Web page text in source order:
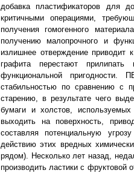
добавка пластификаторов для
критичными операциями,
получения гомогенного
получению малопрочного и
излишнее отверждение приводит
графита перестают
функциональной
стабильностью по сравнению с
старению, в результате чего
бумаги и холстов,
выходить на поверхность,
составляя потенциальную
действию этих вредных
рядом). Несколько лет назад,
производить ластики с